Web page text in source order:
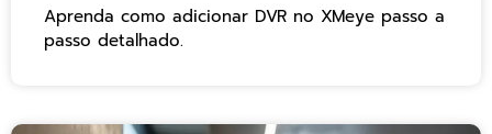
Aprenda como adicionar DVR no XMeye passo a
passo detalhado.